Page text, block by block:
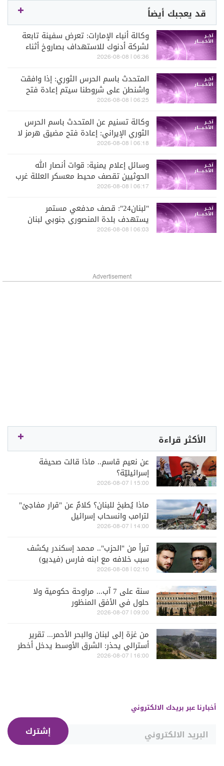
قد يعجبك أيضاً
وكالة أنباء الإمارات: تعرض سفينة تابعة
لشركة أدنوك للاستهداف بصاروخ أثناء
عبورها مضيق هرمز اليوم
06:36 | 2026-08-08
المتحدث باسم الحرس الثوري: إذا وافقت
واشنطن على شروطنا سيتم إعادة فتح
المضيق دون شك
06:25 | 2026-08-08
وكالة تسنيم عن المتحدث باسم الحرس
الثوري الإيراني: إعادة فتح مضيق هرمز لا
علاقة لها بالمفاوضات مع سلطنة عمان
06:18 | 2026-08-08
وسائل إعلام يمنية: قوات أنصار الله
الحوثيين تقصف محيط معسكر العللة غرب
مديرية قعطبة في الضالع
06:17 | 2026-08-08
"لبنان24": قصف مدفعي مستمر
يستهدف بلدة المنصوري جنوبي لبنان
06:03 | 2026-08-08
Advertisement
الأكثر قراءة
عن نعيم قاسم.. ماذا قالت صحيفة
إسرائيليّة؟
15:00 | 2026-08-07
ماذا يُطبخ للبنان؟ كلامٌ عن "قرار مفاجئ"
لترامب وانسحاب إسرائيل
14:00 | 2026-08-07
تبرأ من "الحزب".. محمد إسكندر يكشف
سبب خلافه مع ابنه فارس (فيديو)
02:10 | 2026-08-08
سنة على 7 آب... مراوحة حكومية ولا
حلول في الأفق المنظور
09:00 | 2026-08-07
من غزة إلى لبنان والبحر الأحمر... تقرير
أسترالي يحذر: الشرق الأوسط يدخل أخطر
مراحله
16:00 | 2026-08-07
أخبارنا عبر بريدك الالكتروني
إشترك